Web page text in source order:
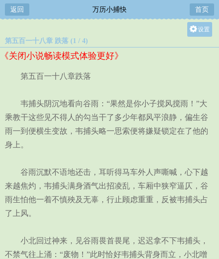
返回 万历小捕快 首页
设置
第五百一十八章 跌落 (1 / 4)
《关闭小说畅读模式体验更好》
第五百一十八章跌落
韦捕头阴沉地看向谷雨：“果然是你小子搅风搅雨！”大
乘教干这些见不得人的勾当干了多少年都风平浪静，偏生谷
雨一到便横生变故，韦捕头略一思索便将嫌疑锁定在了他的
身上。
谷雨沉默不语地还击，耳听得马车外人声嘶喊，心下越
来越焦灼，韦捕头满身酒气出招凌乱，车厢中狭窄逼仄，谷
雨生怕他一着不慎殃及无辜，行止顾虑重重，反被韦捕头占
了上风。
小北回过神来，见谷雨畏首畏尾，迟迟拿不下韦捕头，
不禁气往上涌：“废物！”此时恰好韦捕头背身而立，小北噌